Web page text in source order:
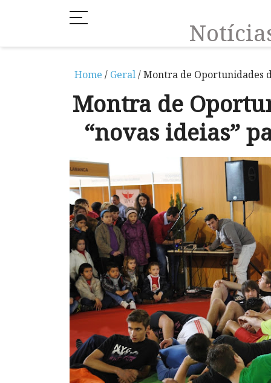
Home / Geral/ Montra de Oportunidades
Montra de
“novas ideias”